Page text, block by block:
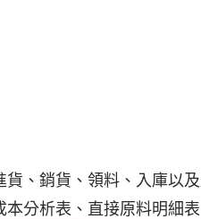
貨、銷貨、領料、入庫以
本分析表、直接原料明細